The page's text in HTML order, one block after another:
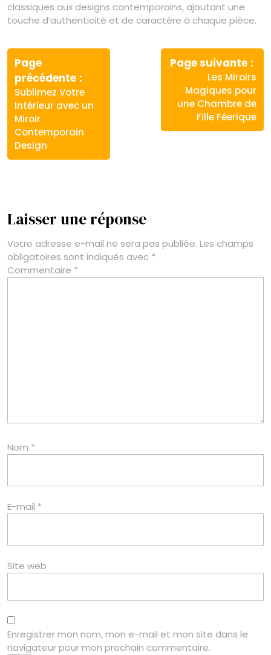
classiques aux designs contemporains, ajoutant une
touche d’authenticité et de caractère à chaque pièce.
Navigation
de
l’article
Page
précédente
:
Sublimez Votre
Intérieur avec un
Miroir
Contemporain
Design
Page suivante
Article
suivant
:
Les Miroirs
Magiques pour
une Chambre de
Fille Féerique
Laisser une réponse
Votre adresse e-mail ne sera pas publiée. Les champs
obligatoires sont indiqués avec *
Commentaire *
Nom *
E-mail *
Site web
Enregistrer mon nom, mon e-mail et mon site dans le
navigateur pour mon prochain commentaire.